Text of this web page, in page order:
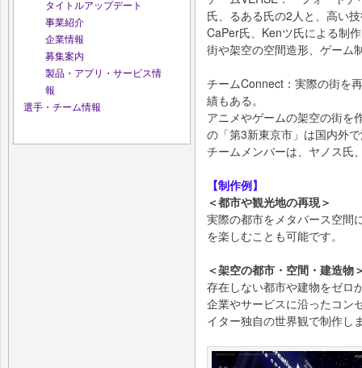
タイトルアップデート
事業紹介
企業情報
募集案内
製品・アプリ・サービス情
報
選手・チーム情報
氏、るある氏の2人と、高い
CaPer氏、Kenツ氏による制
街や架空の空間造形、ゲーム
チームConnect：実際の街を
績もある。
アニメやゲームの架空の街を
の「第3新東京市」は国内外
チームメンバーは、ヤノス氏
【制作例】
＜都市や観光地の再現＞
実際の都市をメタバース空間
を楽しむことも可能です。
＜架空の都市・空間・建造物
存在しない都市や建物をゼロ
企業やサービスに沿ったコン
イター独自の世界観で制作し